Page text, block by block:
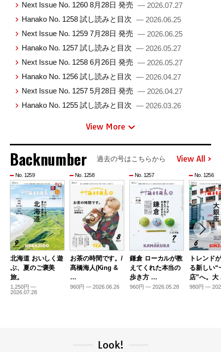
Next Issue No. 1260 8月28日 発売 — 2026.07.27
Hanako No. 1258 試し読みと目次 — 2026.06.25
Next Issue No. 1259 7月28日 発売 — 2026.06.25
Hanako No. 1257 試し読みと目次 — 2026.05.27
Next Issue No. 1258 6月26日 発売 — 2026.05.27
Hanako No. 1256 試し読みと目次 — 2026.04.27
Next Issue No. 1257 5月28日 発売 — 2026.04.27
Hanako No. 1255 試し読みと目次 — 2026.03.26
View More
Backnumber 過去の号はこちらから View All
No. 1259
北海道 おいしく遊
ぶ、夏のご褒美
旅。
1,250円 —
2026.07.28
No. 1258
お茶の時間です。/
髙橋海人(King &
…
960円 — 2026.06.26
No. 1257
鎌倉 ローカルが教
えてくれた本当の
歩き方 …
960円 — 2026.05.28
No. 1256
トレンド
る新しい“
店”へ。
980円 —
Look!